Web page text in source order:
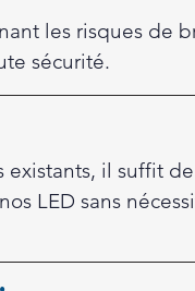
les risques de
sécurité.
il suffit
LED sans